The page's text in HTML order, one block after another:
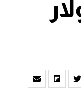
دولار